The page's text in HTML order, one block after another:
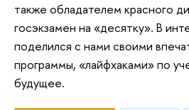
также обладателем красного
госэкзамен на «десятку». В
поделился с нами своими
программы, «лайфхаками» по
будущее.